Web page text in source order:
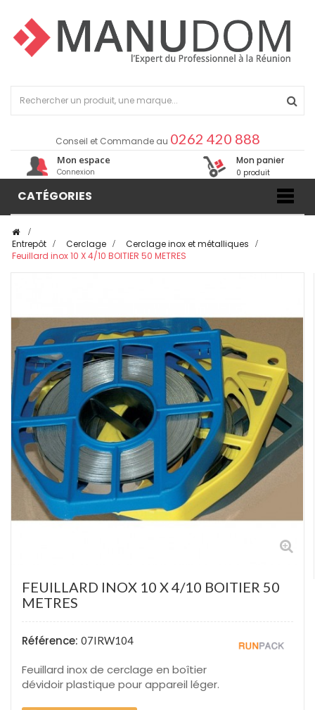
Conseil et Commande au 0262 420 888
Mon espace
Connexion
Mon panier
0 produit
CATÉGORIES
Entrepôt
Cerclage Cerclage inox et métalliques
Feuillard inox 10 X 4/10 BOITIER 50 METRES
FEUILLARD INOX 10 X 4/10 BOITIER 50
METRES
Référence: 07IRW104
Feuillard inox de cerclage en boîtier
dévidoir plastique pour appareil léger.